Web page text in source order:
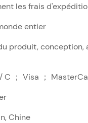
les frais
entier
produit, conception,
C ； Visa ；
Chine